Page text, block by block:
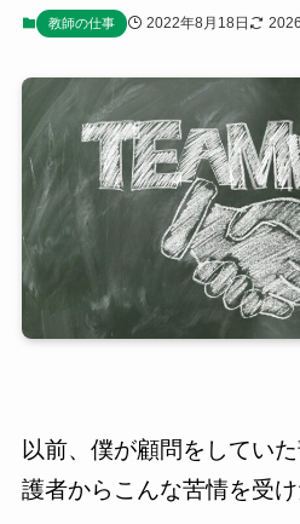
教師の仕事 2022年8月18日
以前、僕が顧問をしてい
護者からこんな苦情を受け